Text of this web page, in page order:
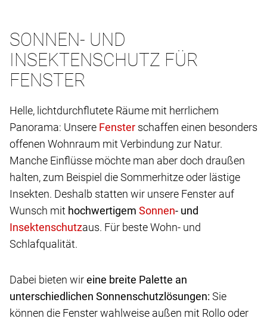
SONNEN- UND
INSEKTENSCHUTZ FÜR
FENSTER
Helle, lichtdurchflutete Räume mit herrlichem
Panorama: Unsere
schaffen einen besonders
offenen Wohnraum mit Verbindung zur Natur.
Manche Einflüsse möchte man aber doch draußen
halten, zum Beispiel die Sommerhitze oder lästige
Insekten. Deshalb statten wir unsere Fenster auf
Wunsch mit hochwertigem
- und
aus. Für beste Wohn- und
Schlafqualität.
Dabei bieten wireine breite Palette an
unterschiedlichen Sonnenschutzlösungen: Sie
können die Fenster wahlweise außen mit Rollo oder